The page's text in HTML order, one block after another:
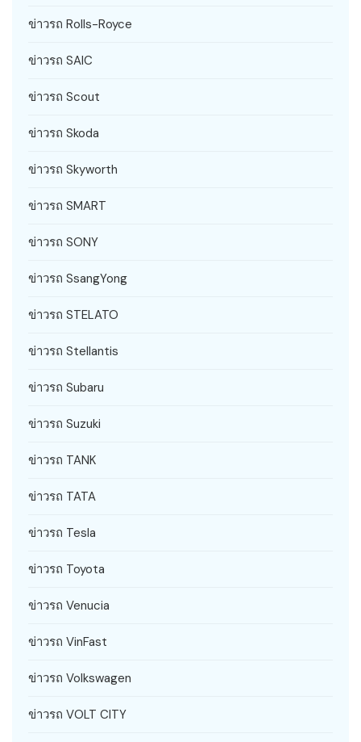
ข่าวรถ Rolls-Royce
ข่าวรถ SAIC
ข่าวรถ Scout
ข่าวรถ Skoda
ข่าวรถ Skyworth
ข่าวรถ SMART
ข่าวรถ SONY
ข่าวรถ SsangYong
ข่าวรถ STELATO
ข่าวรถ Stellantis
ข่าวรถ Subaru
ข่าวรถ Suzuki
ข่าวรถ TANK
ข่าวรถ TATA
ข่าวรถ Tesla
ข่าวรถ Toyota
ข่าวรถ Venucia
ข่าวรถ VinFast
ข่าวรถ Volkswagen
ข่าวรถ VOLT CITY